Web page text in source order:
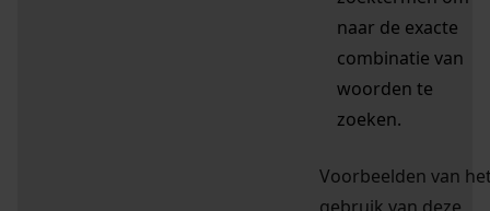
naar de exacte
combinatie van
woorden te
zoeken.
Voorbeelden van